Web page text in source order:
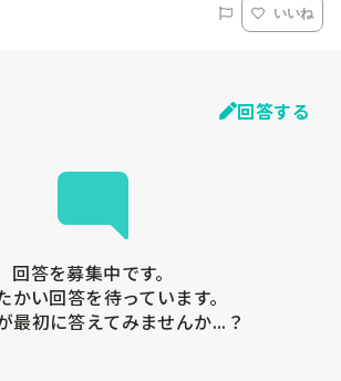
いいね
回答する
回答を募集中です。
かい回答を待っています。
最初に答えてみませんか...？